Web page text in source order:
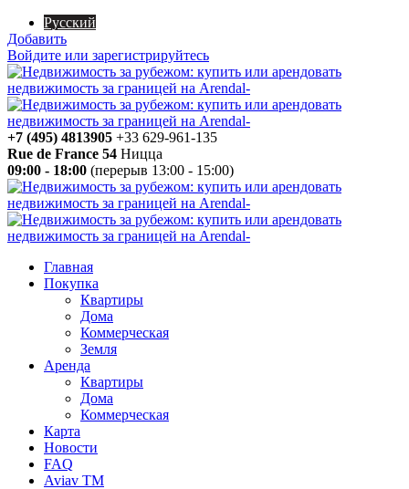
Русский
Добавить
Войдите или зарегистрируйтесь
+7 (495) 4813905 +33 629-961-135
Rue de France 54 Ницца
09:00 - 18:00 (перерыв 13:00 - 15:00)
Главная
Покупка
Квартиры
Дома
Коммерческая
Земля
Аренда
Квартиры
Дома
Коммерческая
Карта
Новости
FAQ
Aviav TM